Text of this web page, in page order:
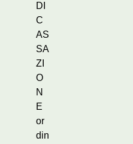
DI
C
AS
SA
ZI
O
N
E
or
din